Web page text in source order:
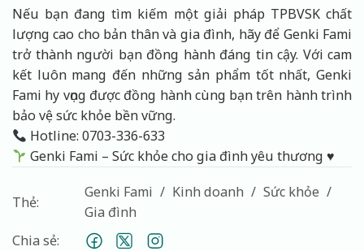
Nếu bạn đang tìm kiếm một giải pháp TPBVSK chất
lượng cao cho bản thân và gia đình, hãy để Genki Fami
trở thành người bạn đồng hành đáng tin cậy. Với cam
kết luôn mang đến những sản phẩm tốt nhất, Genki
Fami hy vọng được đồng hành cùng bạn trên hành trình
bảo vệ sức khỏe bền vững.
Hotline: 0703-336-633
Genki Fami – Sức khỏe cho gia đình yêu thương♥
Thẻ:
Genki Fami Kinh doanh
Sức khỏe
Gia đình
Chia sẻ: